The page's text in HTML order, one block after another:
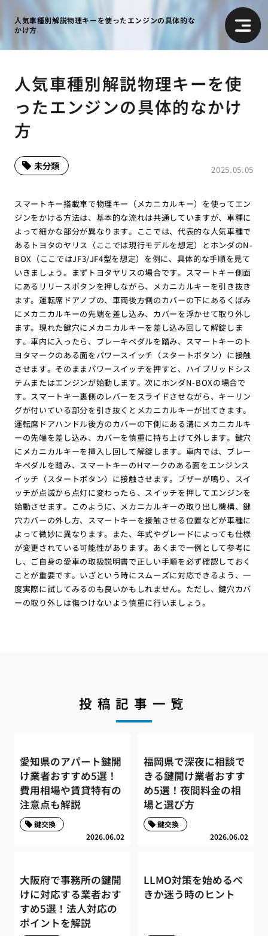
人気車種別解説物理キーを使ったエンジンの具体的な
かけ方
人気車種別解説物理キーを使
ったエンジンの具体的なかけ
方
2025.05.05
未分類
スマートキー搭載車で物理キー（メカニカルキー）を使ってエン
ジンをかける方法は、基本的な流れは共通していますが、車種に
よって細かな部分が異なります。ここでは、代表的な人気車種で
あるトヨタのヤリス（ここでは現行モデルを想定）とホンダのN-
BOX（ここではJF3/JF4型を想定）を例に、具体的な手順を見て
いきましょう。まずトヨタヤリスの場合です。スマートキー側面
にあるリリースボタンを押しながら、メカニカルキーを引き抜き
ます。運転席ドアノブの、車両後方側のカバーの下にあるくぼみ
にメカニカルキーの先端を差し込み、カバーを浮かせて取り外し
ます。現れた鍵穴にメカニカルキーを差し込み回して解錠しま
す。車内に入ったら、ブレーキペダルを踏み、スマートキーのト
ヨタマークのある面をパワースイッチ（スタートボタン）に接触
させます。そのままパワースイッチを押すと、ハイブリッドシス
テムまたはエンジンが始動します。次にホンダN-BOXの場合で
す。スマートキー裏側のレバーをスライドさせながら、キーリン
グが付いている部分を引き抜くとメカニカルキーが出てきます。
運転席ドアハンドル後方のカバーの下側にある溝にメカニカルキ
ーの先端を差し込み、カバーを慎重に持ち上げて外します。鍵穴
にメカニカルキーを挿入し回して解錠します。車内では、ブレー
キペダルを踏み、スマートキーのHマークのある面をエンジンス
イッチ（スタートボタン）に接触させます。ブザーが鳴り、スイ
ッチが点滅から点灯に変わったら、スイッチを押してエンジンを
始動させます。このように、メカニカルキーの取り出し機構、鍵
穴カバーの外し方、スマートキーを接触させる位置などが車種に
よって微妙に異なります。また、年式やグレードによっても仕様
が変更されている可能性があります。あくまで一例として参考に
し、ご自身の愛車の取扱説明書で正しい手順を必ず確認しておく
ことが重要です。いざという時にスムーズに対応できるよう、一
度実際に試してみるのも良いかもしれません。ただし、鍵穴カバ
ーの取り外しは傷つけないよう慎重に行いましょう。
投稿記事一覧
愛知県のアパート鍵開
け業者おすすめ5選！
費用相場や賃貸特有の
注意点も解説
2026.06.02
鍵交換
福岡県で深夜に相談で
きる鍵開け業者おすす
め5選！夜間料金の相
場と選び方
2026.06.02
鍵交換
大阪府で事務所の鍵開
けに対応する業者おす
すめ5選！法人対応の
ポイントを解説
LLMO対策を始めるべ
きか迷う時のヒント